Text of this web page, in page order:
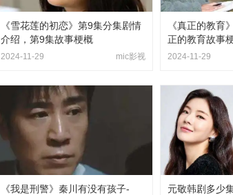
《雪花莲的初恋》第9集分集剧情
介绍，第9集故事梗概
2024-11-29 mic影视
《真正的教育
正的教育故事
2024-11-29
《我是刑警》秦川有没有孩子-
元敬韩剧多少